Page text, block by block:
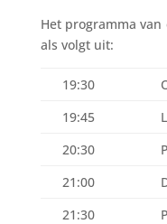
Het programma
als volgt uit:
19:30
19:45
20:30
21:00
21:30